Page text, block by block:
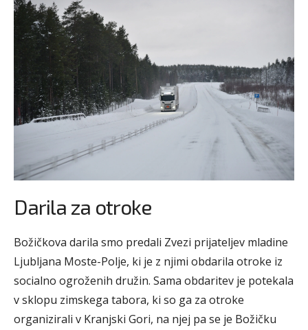
Darila za otroke
Božičkova darila smo predali Zvezi prijateljev mladine
Ljubljana Moste-Polje, ki je z njimi obdarila otroke iz
socialno ogroženih družin. Sama obdaritev je potekala
v sklopu zimskega tabora, ki so ga za otroke
organizirali v Kranjski Gori, na njej pa se je Božičku